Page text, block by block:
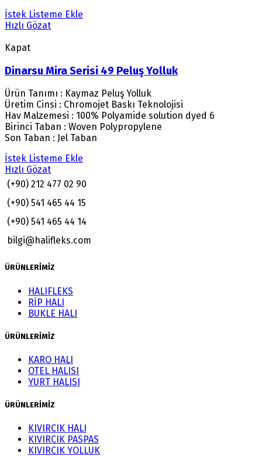
İstek Listeme Ekle
Hızlı Gözat
Kapat
Dinarsu Mira Serisi 49 Peluş Yolluk
Ürün Tanımı : Kaymaz Peluş Yolluk
Üretim Cinsi : Chromojet Baskı Teknolojisi
Hav Malzemesi : 100% Polyamide solution dyed 6
Birinci Taban : Woven Polypropylene
Son Taban : Jel Taban
İstek Listeme Ekle
Hızlı Gözat
(+90) 212 477 02 90
(+90) 541 465 44 15
(+90) 541 465 44 14
bilgi@halifleks.com
ÜRÜNLERİMİZ
HALIFLEKS
RİP HALI
BUKLE HALI
ÜRÜNLERİMİZ
KARO HALI
OTEL HALISI
YURT HALISI
ÜRÜNLERİMİZ
KIVIRCIK HALI
KIVIRCIK PASPAS
KIVIRCIK YOLLUK